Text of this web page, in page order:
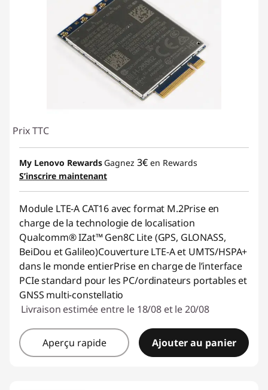
Prix TTC
My Lenovo Rewards Gagnez 3€ en Rewards
S’inscrire maintenant
Module LTE-A CAT16 avec format M.2Prise en
charge de la technologie de localisation
Qualcomm® IZat™ Gen8C Lite (GPS, GLONASS,
BeiDou et Galileo)Couverture LTE-A et UMTS/HSPA+
dans le monde entierPrise en charge de l’interface
PCIe standard pour les PC/ordinateurs portables et
GNSS multi-constellatio
Livraison estimée entre le 18/08 et le 20/08
Aperçu rapide Ajouter au panier